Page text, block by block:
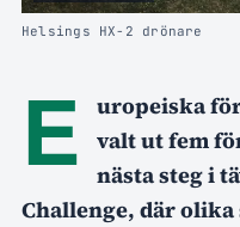
Helsings HX-2 drönare
E uropeiska
valt ut fem
nästa steg i
Challenge, där